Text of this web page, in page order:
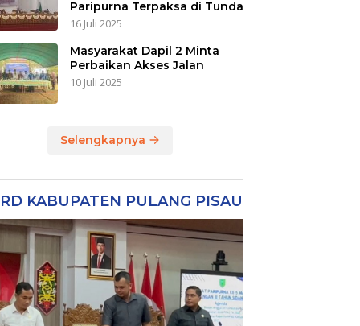
Paripurna Terpaksa di Tunda
16 Juli 2025
Masyarakat Dapil 2 Minta
Perbaikan Akses Jalan
10 Juli 2025
Selengkapnya
KABUPATEN PULANG PISAU